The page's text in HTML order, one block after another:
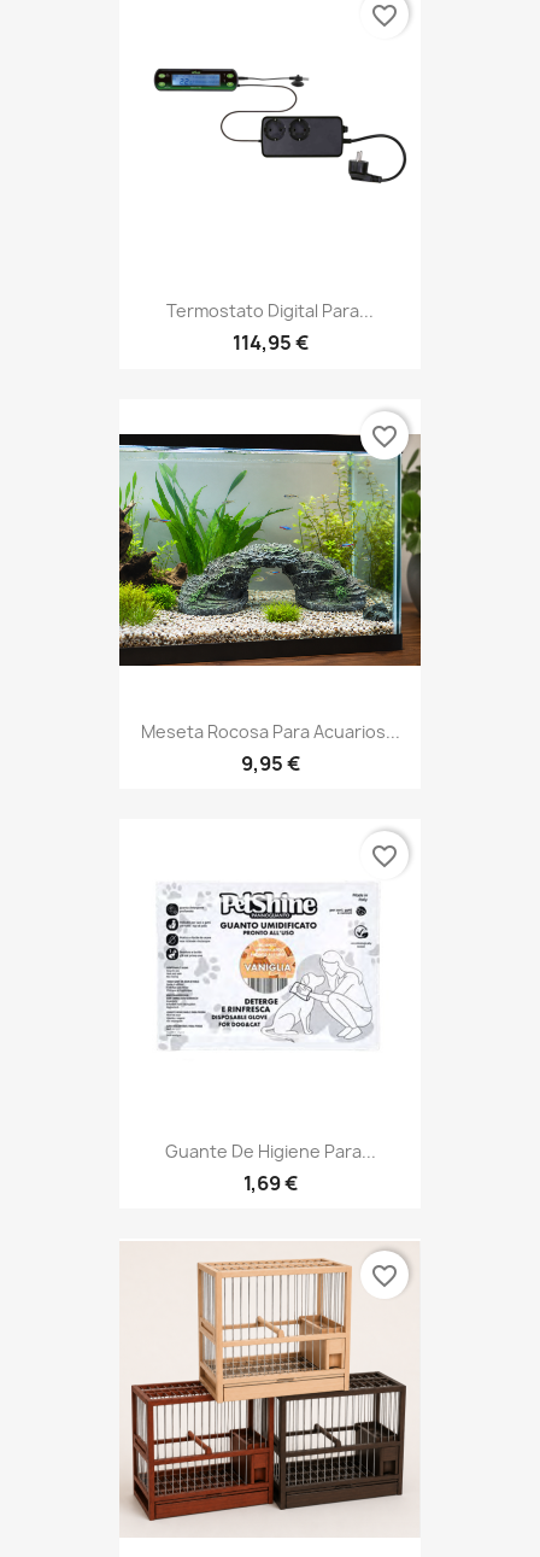
Termostato Digital Para...
114,95 €
favorite_border
Meseta Rocosa Para Acuarios...
9,95 €
favorite_border
Guante De Higiene Para...
1,69 €
favorite_border
favorite_border